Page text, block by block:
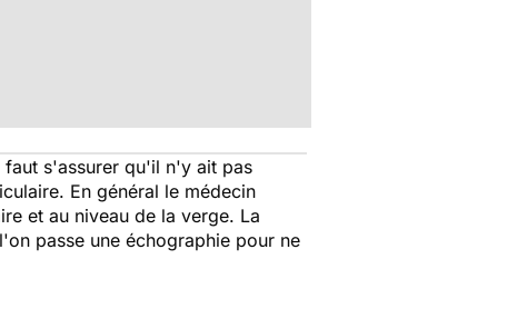
s'assurer qu'il n'y ait pas
En général le médecin
et au niveau de la verge. La
passe une échographie pour ne